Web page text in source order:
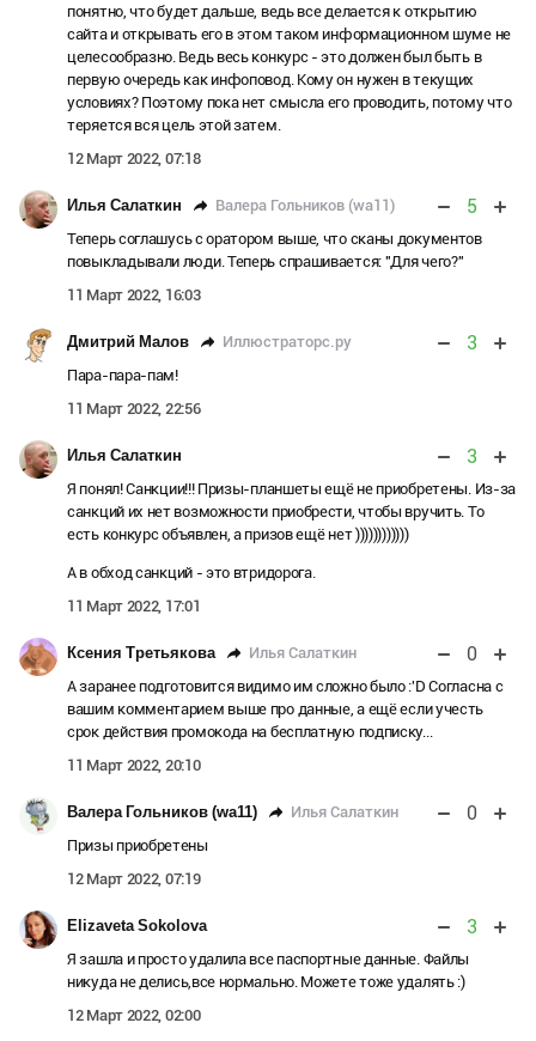
понятно, что будет дальше, ведь все делается к открытию
сайта и открывать его в этом таком информационном шуме не
целесообразно. Ведь весь конкурс - это должен был быть в
первую очередь как инфоповод. Кому он нужен в текущих
условиях? Поэтому пока нет смысла его проводить, потому что
теряется вся цель этой затем.
12 Март 2022, 07:18
Илья Салаткин Валера Гольников (wa11) 5
Теперь соглашусь с оратором выше, что сканы документов
повыкладывали люди. Теперь спрашивается: "Для чего?"
11 Март 2022, 16:03
Дмитрий Малов Иллюстраторс.ру 3
Пара-пара-пам!
11 Март 2022, 22:56
Илья Салаткин 3
Я понял! Санкции!!! Призы-планшеты ещё не приобретены. Из-за
санкций их нет возможности приобрести, чтобы вручить. То
есть конкурс объявлен, а призов ещё нет ))))))))))))
А в обход санкций - это втридорога.
11 Март 2022, 17:01
Ксения Третьякова Илья Салаткин 0
А заранее подготовится видимо им сложно было :'D Согласна с
вашим комментарием выше про данные, а ещё если учесть
срок действия промокода на бесплатную подписку...
11 Март 2022, 20:10
Валера Гольников (wa11) Илья Салаткин 0
Призы приобретены
12 Март 2022, 07:19
Elizaveta Sokolova 3
Я зашла и просто удалила все паспортные данные. Файлы
никуда не делись,все нормально. Можете тоже удалять :)
12 Март 2022, 02:00